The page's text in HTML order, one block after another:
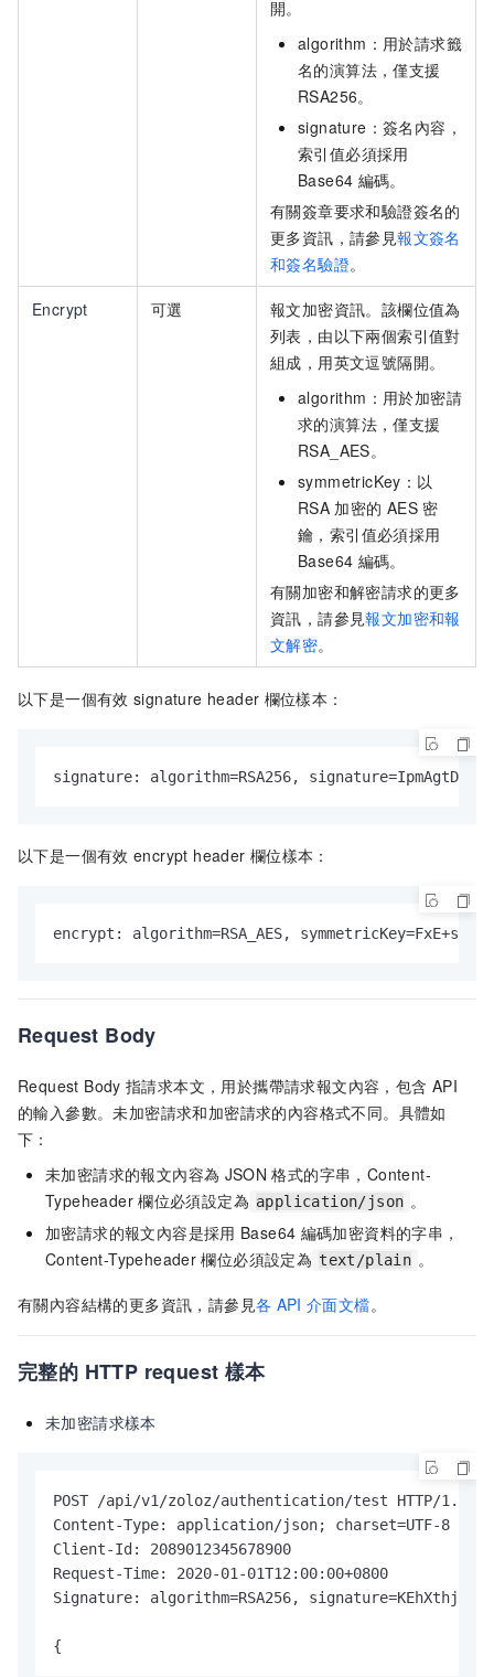
開。
algorithm：用於請求籤
名的演算法，僅支援
RSA256。
signature：簽名內容，
索引值必須採用
Base64 編碼。
有關簽章要求和驗證簽名的
更多資訊，請參見報文簽名
和簽名驗證。
Encrypt 可選
報文加密資訊。該欄位值為
列表，由以下兩個索引值對
組成，用英文逗號隔開。
algorithm：用於加密請
求的演算法，僅支援
RSA_AES。
symmetricKey：以
RSA 加密的 AES 密
鑰，索引值必須採用
Base64 編碼。
有關加密和解密請求的更多
資訊，請參見報文加密和報
文解密。
以下是一個有效 signature header 欄位樣本：
signature: algorithm=RSA256,
以下是一個有效 encrypt header 欄位樣本：
encrypt: algorithm=RSA_AES,
Request Body
Request Body 指請求本文，用於攜帶請求報文內容，包含 API
的輸入參數。未加密請求和加密請求的內容格式不同。具體如
下：
未加密請求的報文內容為 JSON 格式的字串，Content-
Typeheader 欄位必須設定為 application/json 。
加密請求的報文內容是採用 Base64 編碼加密資料的字串，
Content-Typeheader 欄位必須設定為 text/plain 。
有關內容結構的更多資訊，請參見各 API 介面文檔。
完整的 HTTP request 樣本
未加密請求樣本
POST /api/v1/zoloz/authentication/test HTTP/1.1
Content-Type: application/json; charset=UTF-8
Client-Id: 2089012345678900
Request-Time: 2020-01-01T12:00:00+0800
Signature: algorithm=RSA256,
{